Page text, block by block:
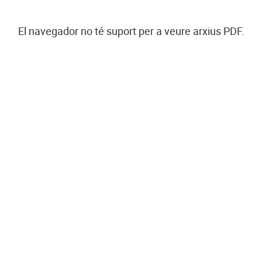
El navegador no té suport per a veure arxius PDF.